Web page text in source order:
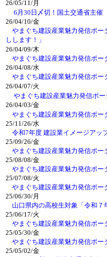
26/05/11/月
6月30日〆切！国土交通省主
26/04/10/金
やまぐち建設産業魅力発信ポ
しします！」
26/04/09/木
やまぐち建設産業魅力発信ポ
26/04/08/水
やまぐち建設産業魅力発信ポ
26/04/07/火
やまぐち建設産業魅力発信ポ
26/04/03/金
やまぐち建設産業魅力発信ポー
25/11/26/水
令和7年度 建設業イメージアッ
25/09/26/金
やまぐち建設産業魅力発信ポー
25/08/08/金
やまぐち建設産業魅力発信ポー
25/07/08/火
やまぐち建設産業魅力発信ポ
25/06/30/月
山口県内の高校生対象「令和
25/06/17/火
やまぐち建設産業魅力発信ポ
25/05/30/金
やまぐち建設産業魅力発信ポ
25/05/02/金